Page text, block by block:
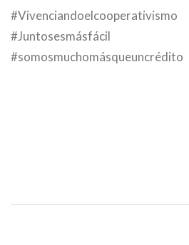
#Vivenciandoelcooperativismo
#Juntosesmásfácil
#somosmuchomásqueuncrédito